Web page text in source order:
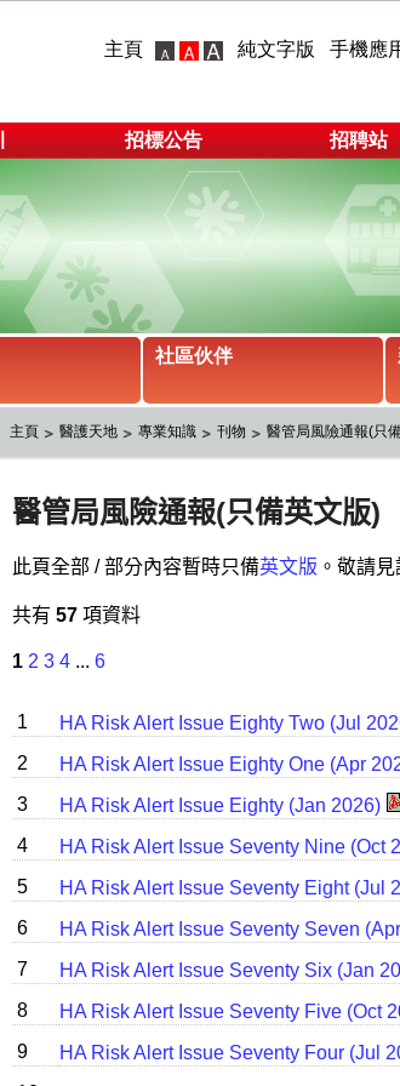
主頁 純文字版 手機應
招標公告 招聘站
社區伙伴
主頁 醫護天地 專業知識 刊物 醫管局風險通報(只